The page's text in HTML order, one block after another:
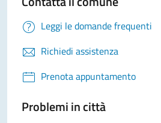
Leggi le domande frequenti
Richiedi assistenza
Prenota appuntamento
Problemi in città